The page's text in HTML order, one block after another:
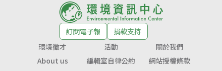
訂閱電子報
捐款支持
環境徵才
活動
關於我們
About us
編輯室自律公約
網站授權條款